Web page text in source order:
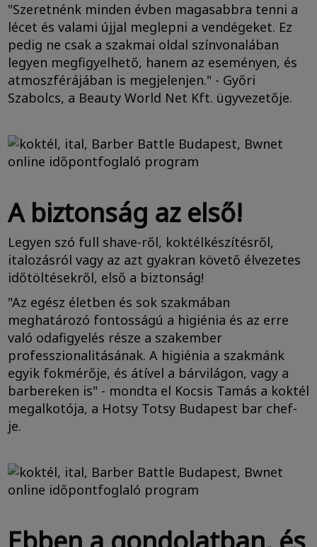
"Szeretnénk minden évben magasabbra tenni a
lécet és valami újjal meglepni a vendégeket. Ez
pedig ne csak a szakmai oldal színvonalában
legyen megfigyelhető, hanem az eseményen, és
atmoszférájában is megjelenjen." - Győri
Szabolcs, a Beauty World Net Kft. ügyvezetője.
A biztonság az első!
Legyen szó full shave-ről, koktélkészítésről,
italozásról vagy az azt gyakran követő élvezetes
időtöltésekről, első a biztonság!
"Az egész életben és sok szakmában
meghatározó fontosságú a higiénia és az erre
való odafigyelés része a szakember
professzionalitásának. A higiénia a szakmánk
egyik fokmérője, és átível a bárvilágon, vagy a
barbereken is" - mondta el Kocsis Tamás a koktél
megalkotója, a Hotsy Totsy Budapest bar chef-
je.